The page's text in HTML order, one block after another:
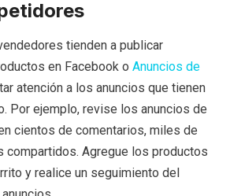
tienden a publicar
en Facebook o Anuncios de
atención a los anuncios que tienen
Por ejemplo, revise los anuncios de
cientos de comentarios, miles de
compartidos. Agregue los productos
y realice un seguimiento del